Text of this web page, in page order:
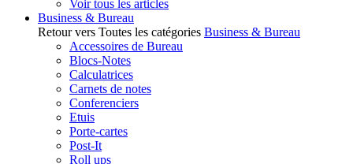
Voir tous les articles
Business & Bureau
Retour vers Toutes les catégories Business & Bureau
Accessoires de Bureau
Blocs-Notes
Calculatrices
Carnets de notes
Conferenciers
Etuis
Porte-cartes
Post-It
Roll ups